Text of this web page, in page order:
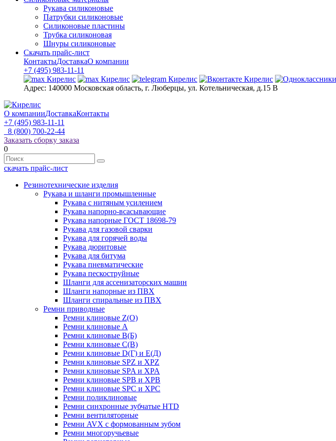
Рукава силиконовые
Патрубки силиконовые
Силиконовые пластины
Трубка силиконовая
Шнуры силиконовые
Скачать прайс-лист
КонтактыДоставкаО компании
+7 (495) 983-11-11
Адрес: 140000 Московская область, г. Люберцы, ул. Котельническая, д.15 В
О компанииДоставкаКонтакты
+7 (495) 983-11-11
8 (800) 700-22-44
Заказать сборку заказа
0
скачать прайс-лист
Резинотехнические изделия
Рукава и шланги промышленные
Рукава с нитяным усилением
Рукава напорно-всасывающие
Рукава напорные ГОСТ 18698-79
Рукава для газовой сварки
Рукава для горячей воды
Рукава дюритовые
Рукава для битума
Рукава пневматические
Рукава пескоструйные
Шланги для ассенизаторских машин
Шланги напорные из ПВХ
Шланги спиральные из ПВХ
Ремни приводные
Ремни клиновые Z(О)
Ремни клиновые А
Ремни клиновые В(Б)
Ремни клиновые С(В)
Ремни клиновые D(Г) и Е(Д)
Ремни клиновые SPZ и XPZ
Ремни клиновые SPA и XPA
Ремни клиновые SPB и XPB
Ремни клиновые SPC и XPC
Ремни поликлиновые
Ремни синхронные зубчатые HTD
Ремни вентиляторные
Ремни AVX с формованным зубом
Ремни многоручьевые